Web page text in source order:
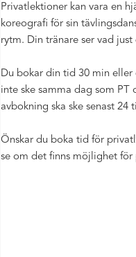
Privatlektioner kan vara en
koreografi för sin
rytm. Din tränare ser vad
Du bokar din tid 30 min eller
inte ske samma dag som
avbokning ska ske senast
Önskar du boka tid för
se om det finns möjlighet för